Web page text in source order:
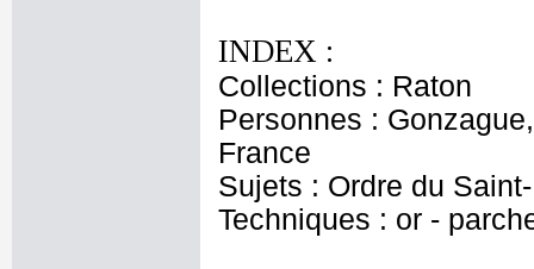
INDEX :
Collections : Raton
Personnes :
France
Sujets : Ordre du
Techniques : or -